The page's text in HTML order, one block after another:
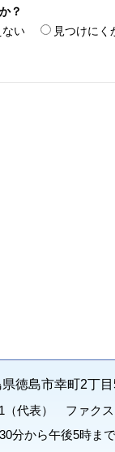
？
ない 見つけにく
徳島市幸町2丁
（代表） ファクス
分から午後5時ま